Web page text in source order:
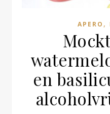
APERO ,
en